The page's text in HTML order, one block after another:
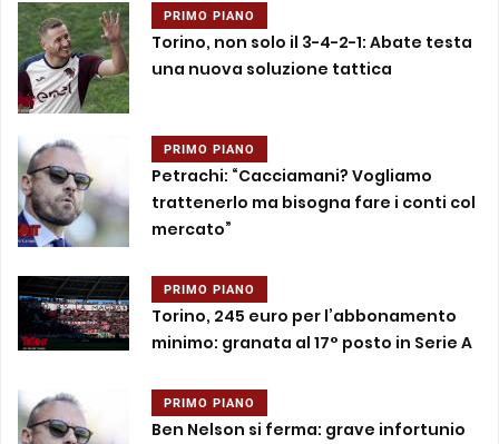
PRIMO PIANO
Torino, non solo il 3-4-2-1: Abate testa
una nuova soluzione tattica
PRIMO PIANO
Petrachi: “Cacciamani? Vogliamo
trattenerlo ma bisogna fare i conti col
mercato”
PRIMO PIANO
Torino, 245 euro per l’abbonamento
minimo: granata al 17° posto in Serie A
PRIMO PIANO
Ben Nelson si ferma: grave infortunio